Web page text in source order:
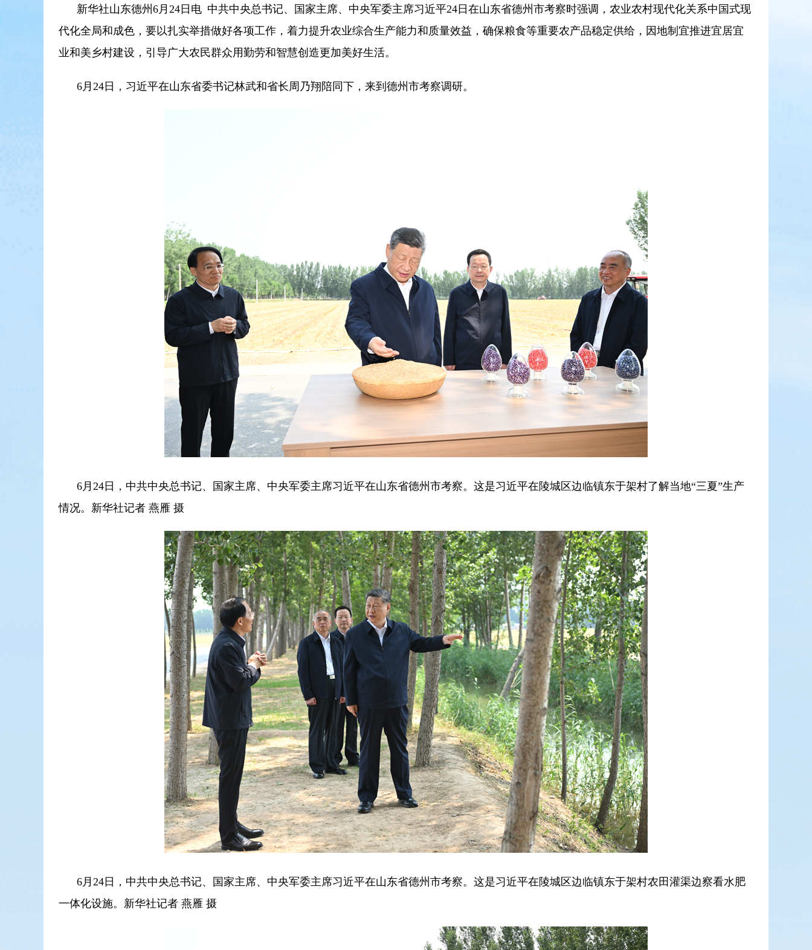
新华社山东德州6月24日电 中共中央总书记、国家主席、中央军委主席习近平24日在山东省德州市考察时强调，农业农村现代化关系中国式现
代化全局和成色，要以扎实举措做好各项工作，着力提升农业综合生产能力和质量效益，确保粮食等重要农产品稳定供给，因地制宜推进宜居宜
业和美乡村建设，引导广大农民群众用勤劳和智慧创造更加美好生活。
6月24日，习近平在山东省委书记林武和省长周乃翔陪同下，来到德州市考察调研。
6月24日，中共中央总书记、国家主席、中央军委主席习近平在山东省德州市考察。这是习近平在陵城区边临镇东于架村了解当地“三夏”生产
情况。新华社记者 燕雁 摄
6月24日，中共中央总书记、国家主席、中央军委主席习近平在山东省德州市考察。这是习近平在陵城区边临镇东于架村农田灌渠边察看水肥
一体化设施。新华社记者 燕雁 摄